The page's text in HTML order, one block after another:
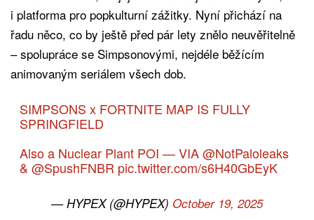
i platforma pro popkulturní zážitky. Nyní přichází na
řadu něco, co by ještě před pár lety znělo neuvěřitelně
– spolupráce se Simpsonovými, nejdéle běžícím
animovaným seriálem všech dob.
SIMPSONS x FORTNITE MAP IS FULLY
SPRINGFIELD
Also a Nuclear Plant POI — VIA@NotPaloleaks
& @SpushFNBR pic.twitter.com/s6H40GbEyK
— HYPEX (@HYPEX) October 19, 2025